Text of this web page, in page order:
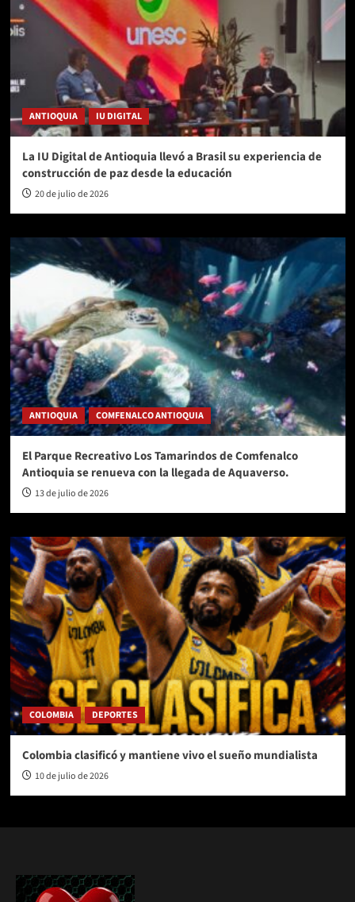
ANTIOQUIA IU DIGITAL
La IU Digital de Antioquia llevó a Brasil su experiencia de
construcción de paz desde la educación
20 de julio de 2026
ANTIOQUIA COMFENALCO ANTIOQUIA
El Parque Recreativo Los Tamarindos de Comfenalco
Antioquia se renueva con la llegada de Aquaverso.
13 de julio de 2026
COLOMBIA DEPORTES
Colombia clasificó y mantiene vivo el sueño mundialista
10 de julio de 2026